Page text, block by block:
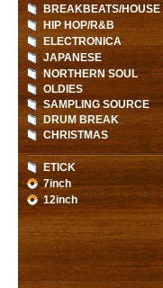
BREAKBEATS/HOUSE
HIP HOP/R&B
ELECTRONICA
JAPANESE
NORTHERN SOUL
OLDIES
SAMPLING SOURCE
DRUM BREAK
CHRISTMAS
ETICK
7inch
12inch